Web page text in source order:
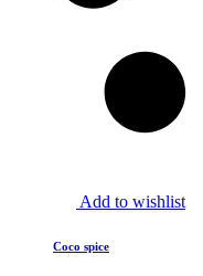
Add to wishlist
Coco spice